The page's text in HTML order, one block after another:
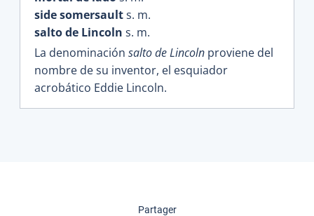
side somersaults. m.
salto de Lincoln s. m.
La denominación salto de Lincoln proviene del
nombre de su inventor, el esquiador
acrobático Eddie Lincoln.
Partagercette page